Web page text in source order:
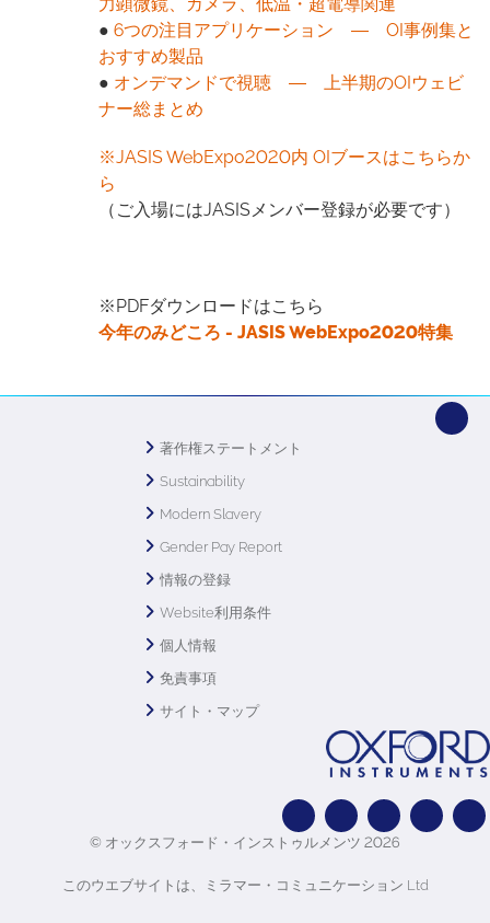
● 6つの注目アプリケーション ― OI事例集と
おすすめ製品
● オンデマンドで視聴 ― 上半期のOIウェビ
ナー総まとめ
※JASIS WebExpo2020内 OIブースはこちらか
ら
（ご入場にはJASISメンバー登録が必要です）
※PDFダウンロードはこちら
今年のみどころ - JASIS WebExpo2020特集
著作権ステートメント
Sustainability
Modern Slavery
Gender Pay Report
情報の登録
Website利用条件
個人情報
免責事項
サイト・マップ
© オックスフォード・インストゥルメンツ 2026
このウエブサイトは、ミラマー・コミュニケーション Ltd